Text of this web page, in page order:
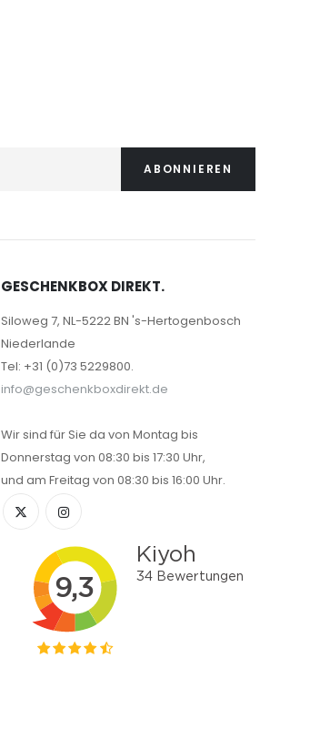
ABONNIEREN
GESCHENKBOX DIREKT.
Siloweg 7, NL-5222 BN 's-Hertogenbosch
Niederlande
Tel: +31 (0)73 5229800.
info@geschenkboxdirekt.de
Wir sind für Sie da von Montag bis
Donnerstag von 08:30 bis 17:30 Uhr,
und am Freitag von 08:30 bis 16:00 Uhr.